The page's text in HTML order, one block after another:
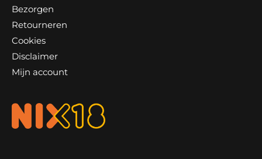
Bezorgen
Retourneren
Cookies
Disclaimer
Mijn account